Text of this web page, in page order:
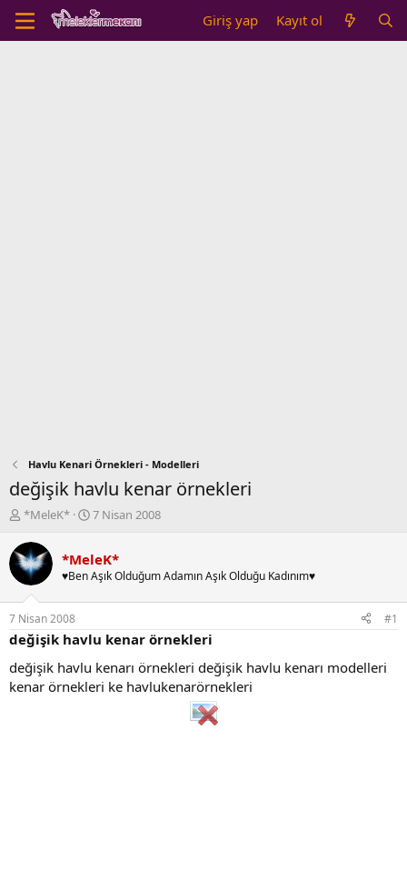
Giriş yap Kayıt ol
Havlu Kenari Örnekleri - Modelleri
değişik havlu kenar örnekleri
K
n
b
u
y
u
b
a
ş
l
a
*MeleK*
B
l
a
ı
ç
a
r
7 Nisan 2008
*MeleK*
♥Ben Aşık Olduğum Adamın Aşık Olduğu Kadınım♥
7 Nisan 2008 #1
değişik havlu kenar örnekleri
değişik havlu kenarı örnekleri değişik havlu kenarı modelleri
kenar örnekleri ke havlukenarörnekleri